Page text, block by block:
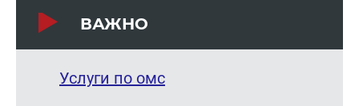
ВАЖНО
Услуги по омс